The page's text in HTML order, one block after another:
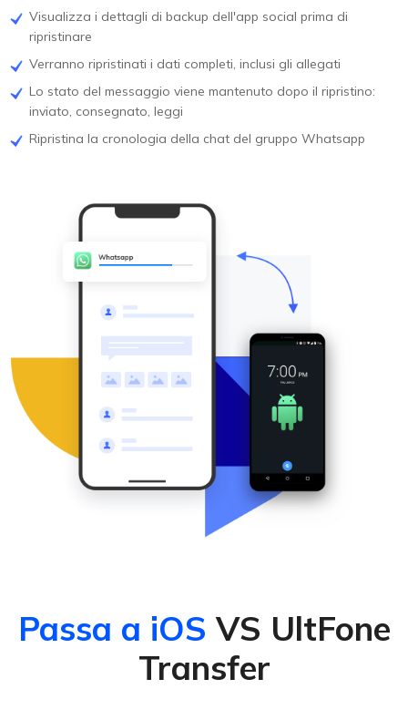
Visualizza i dettagli di backup dell'app social prima di
ripristinare
Verranno ripristinati i dati completi, inclusi gli allegati
Lo stato del messaggio viene mantenuto dopo il ripristino:
inviato, consegnato, leggi
Ripristina la cronologia della chat del gruppo Whatsapp
Passa a iOS VS UltFone
Transfer